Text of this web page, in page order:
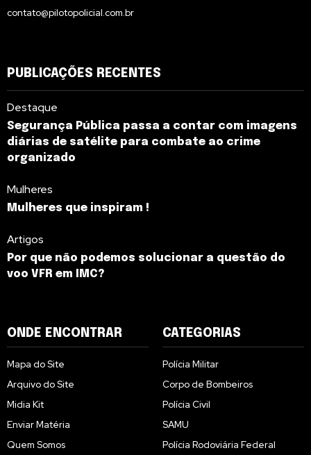
contato@pilotopolicial.com.br
PUBLICAÇÕES RECENTES
Destaque
Segurança Pública passa a contar com imagens
diárias de satélite para combate ao crime
organizado
Mulheres
Mulheres que inspiram !
Artigos
Por que não podemos solucionar a questão do
voo VFR em IMC?
ONDE ENCONTRAR
Mapa do Site
Arquivo do Site
Midia Kit
Enviar Matéria
Quem Somos
CATEGORIAS
Polícia Militar
Corpo de Bombeiros
Polícia Civil
SAMU
Polícia Rodoviária Federal